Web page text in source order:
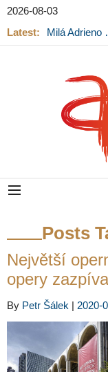
2026-08-03
Latest:
Milá Adrieno
Posts
Největší
opery
By Petr Šálek | 2020-